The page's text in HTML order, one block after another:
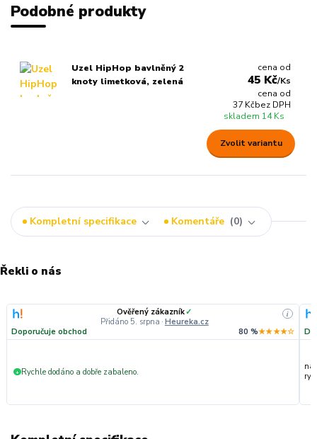
Podobné produkty
Uzel HipHop bavlněný 2
knoty limetková, zelená
cena od
45 Kč/Ks
cena od
37 Kčbez DPH
skladem 14 Ks
Zvolit variantu
Kompletní specifikace Komentáře 0
Řekli o nás
Ověřený zákazník✓
Přidáno 5. srpna · Heureka.cz
i
Doporučuje obchod 80 %★★★★☆
+ Rychle dodáno a dobře zabaleno.